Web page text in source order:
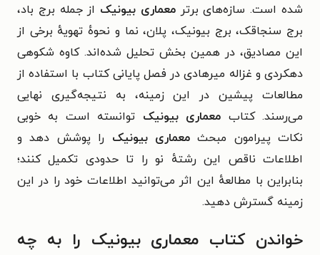
شده است. سازه‌های برترمعماری بیونیک از جمله برج باد،
برج سنجاقک، برج بیونیک، پلان، نما و نحوه‌ٔ تهویه‌ٔ برخی از
این مصادیق، در همین بخش تحلیل شده‌اند. کاوه شکوهی
دهکردی و غزاله میرهادی در فصل پایانی کتاب با استفاده از
مطالعات پیشین در این زمینه، به نتیجه‌گیری نهایی
می‌رسند. کتاب معماری بیونیک توانسته است به خوبی
نکات پیرامون مبحثمعماری بیونیک را پوشش دهد و
اطلاعات ناقص این رشته‌ٔ نو را تا حدودی تکمیل کنند؛
بنابراین با مطالعه‌ٔ این اثر می‌توانید اطلاعات خود را در این
زمینه گسترش دهید.
خواندن کتاب معماری بیونیک را به چه